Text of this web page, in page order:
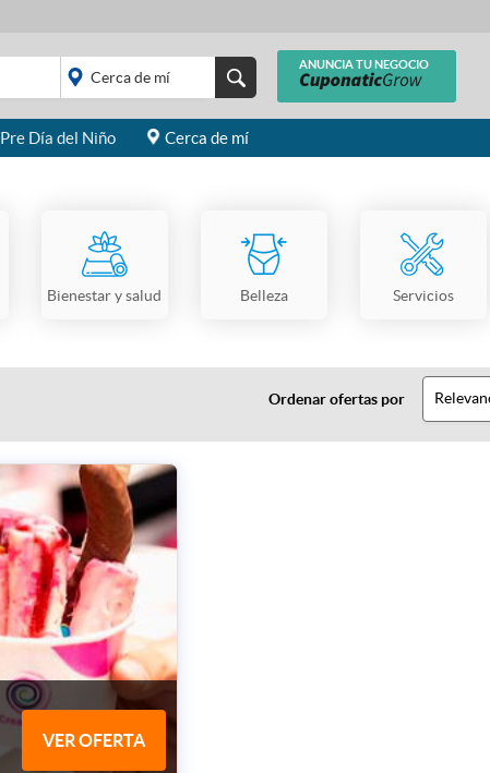
ANUNCIA TU NEGOCIO
placeholder="Todo el
Pre Día del Niño Cerca de mí
Bienestar y salud Belleza Servicios
Ordenar ofertas por
VER OFERTA